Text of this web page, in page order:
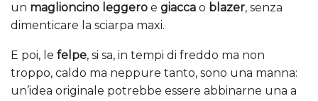
un maglioncino leggero e giacca o blazer, senza
dimenticare la sciarpa maxi.
E poi, le felpe, si sa, in tempi di freddo ma non
troppo, caldo ma neppure tanto, sono una manna:
un’idea originale potrebbe essere abbinarne una a